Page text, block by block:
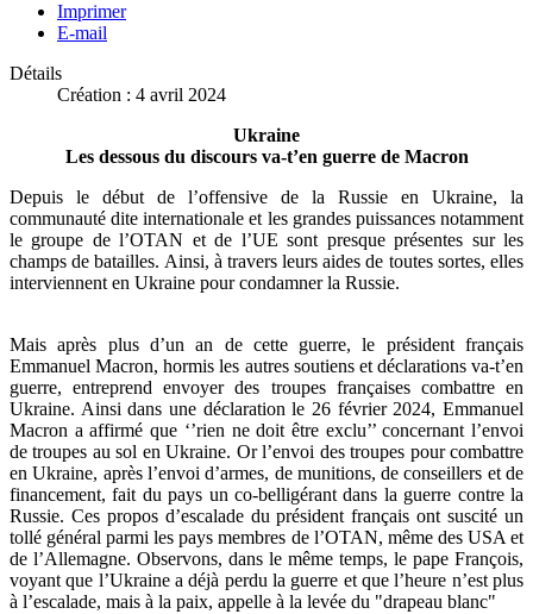
Imprimer
E-mail
Détails
Création : 4 avril 2024
Ukraine
Les dessous du discours va-t’en guerre de Macron
Depuis le début de l’offensive de la Russie en Ukraine, la
communauté dite internationale et les grandes puissances notamment
le groupe de l’OTAN et de l’UE sont presque présentes sur les
champs de batailles. Ainsi, à travers leurs aides de toutes sortes, elles
interviennent en Ukraine pour condamner la Russie.
Mais après plus d’un an de cette guerre, le président français
Emmanuel Macron, hormis les autres soutiens et déclarations va-t’en
guerre, entreprend envoyer des troupes françaises combattre en
Ukraine. Ainsi dans une déclaration le 26 février 2024, Emmanuel
Macron a affirmé que ‘’rien ne doit être exclu’’ concernant l’envoi
de troupes au sol en Ukraine. Or l’envoi des troupes pour combattre
en Ukraine, après l’envoi d’armes, de munitions, de conseillers et de
financement, fait du pays un co-belligérant dans la guerre contre la
Russie. Ces propos d’escalade du président français ont suscité un
tollé général parmi les pays membres de l’OTAN, même des USA et
de l’Allemagne. Observons, dans le même temps, le pape François,
voyant que l’Ukraine a déjà perdu la guerre et que l’heure n’est plus
à l’escalade, mais à la paix, appelle à la levée du "drapeau blanc"